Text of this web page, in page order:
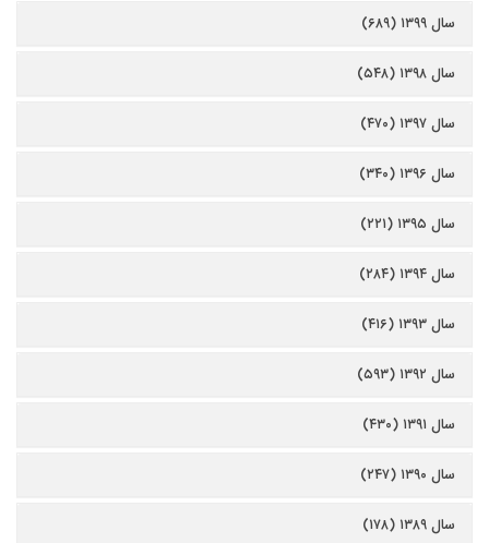
سال ۱۳۹۹ (۶۸۹)
سال ۱۳۹۸ (۵۴۸)
سال ۱۳۹۷ (۴۷۰)
سال ۱۳۹۶ (۳۴۰)
سال ۱۳۹۵ (۲۲۱)
سال ۱۳۹۴ (۲۸۴)
سال ۱۳۹۳ (۴۱۶)
سال ۱۳۹۲ (۵۹۳)
سال ۱۳۹۱ (۴۳۰)
سال ۱۳۹۰ (۲۴۷)
سال ۱۳۸۹ (۱۷۸)